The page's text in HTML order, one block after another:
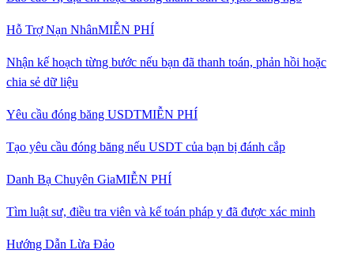
Hỗ Trợ Nạn NhânMIỄN PHÍ
Nhận kế hoạch từng bước nếu bạn đã thanh toán, phản hồi hoặc
chia sẻ dữ liệu
Yêu cầu đóng băng USDTMIỄN PHÍ
Tạo yêu cầu đóng băng nếu USDT của bạn bị đánh cắp
Danh Bạ Chuyên GiaMIỄN PHÍ
Tìm luật sư, điều tra viên và kế toán pháp y đã được xác minh
Hướng Dẫn Lừa Đảo